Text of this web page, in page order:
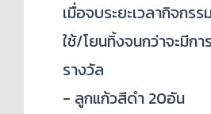
เมื่อจบระยะเวลากิจกร
ใช้/โยนทิ้งจนกว่าจะมีก
รางวัล
- ลูกแก้วสีดำ 20อัน